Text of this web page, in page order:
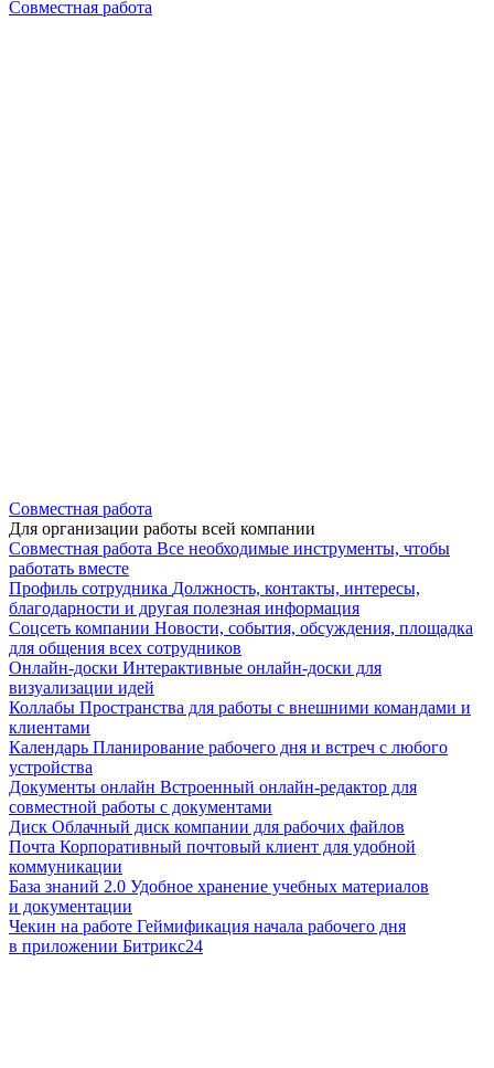
Совместная работа
Совместная работа
Для организации работы всей компании
Совместная работа Все необходимые инструменты, чтобы
работать вместе
Профиль сотрудника Должность, контакты, интересы,
благодарности и другая полезная информация
Соцсеть компании Новости, события, обсуждения, площадка
для общения всех сотрудников
Онлайн-доски Интерактивные онлайн-доски для
визуализации идей
Коллабы Пространства для работы с внешними командами и
клиентами
Календарь Планирование рабочего дня и встреч с любого
устройства
Документы онлайн Встроенный онлайн-редактор для
совместной работы с документами
Диск Облачный диск компании для рабочих файлов
Почта Корпоративный почтовый клиент для удобной
коммуникации
База знаний 2.0 Удобное хранение учебных материалов
и документации
Чекин на работе Геймификация начала рабочего дня
в приложении Битрикс24